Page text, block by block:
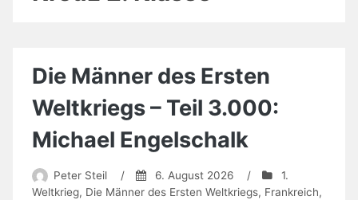
Die Männer des Ersten
Weltkriegs – Teil 3.000:
Michael Engelschalk
Peter Steil / 6. August 2026 /
1.
Weltkrieg, Die Männer des Ersten Weltkriegs, Frankreich,